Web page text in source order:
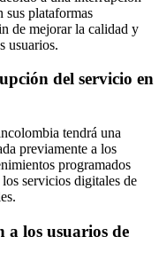
sus plataformas
de mejorar la calidad y
usuarios.
del servicio en
tendrá una
previamente a los
programados
servicios digitales de
a los usuarios de